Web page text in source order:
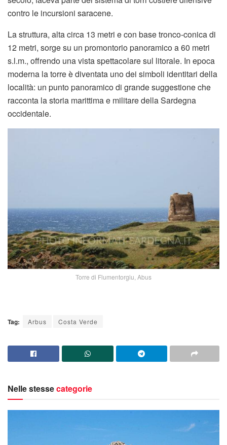
contro le incursioni saracene.
La struttura, alta circa 13 metri e con base tronco-conica di
12 metri, sorge su un promontorio panoramico a 60 metri
s.l.m., offrendo una vista spettacolare sul litorale. In epoca
moderna la torre è diventata uno dei simboli identitari della
località: un punto panoramico di grande suggestione che
racconta la storia marittima e militare della Sardegna
occidentale.
Torre di Flumentorgiu, Abus
Tag: Arbus Costa Verde
Nelle stessecategorie